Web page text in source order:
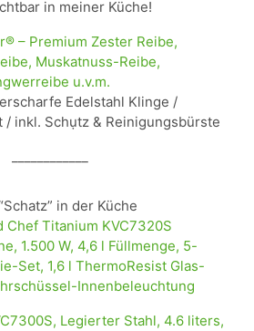
in meiner Küche!
– Premium Zester Reibe,
Muskatnuss-Reibe,
u.v.m.
Edelstahl Klinge /
/ inkl. Schụtz & Reinigungsbürste
in der Küche
Legierter Stahl, 4.6 liters,